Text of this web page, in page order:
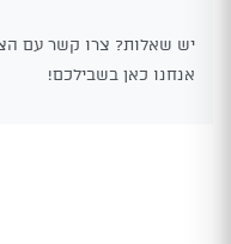
יש שאלות? צרו קשר עם
אנחנו כאן בשבילכם!